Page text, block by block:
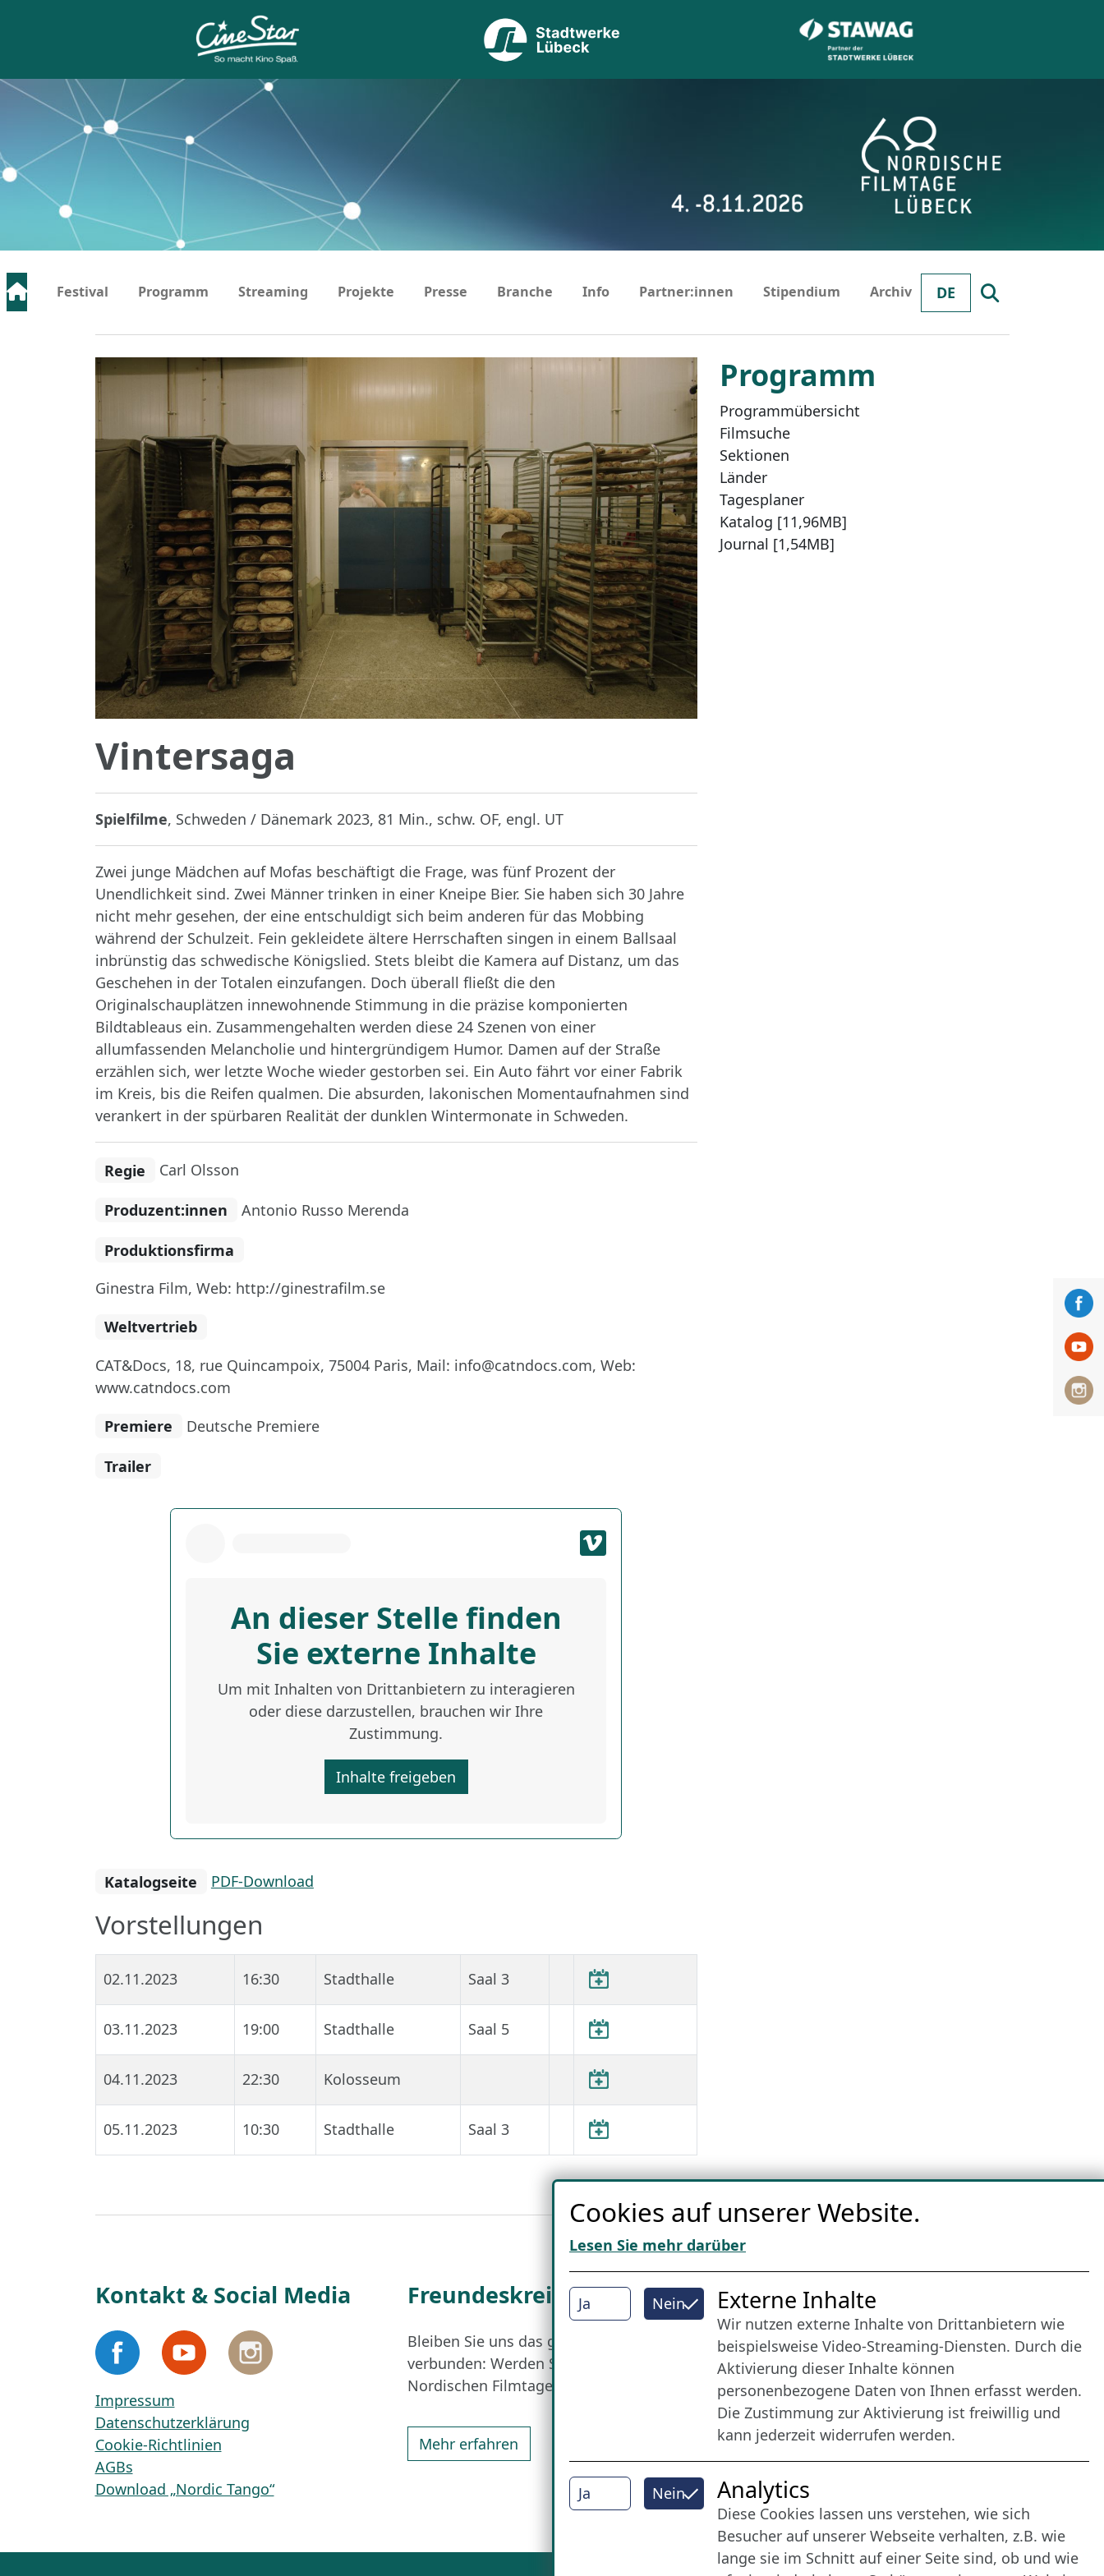
…
DE
Festival Programm Streaming Projekte Presse Branche Info Partner:innen Stipendium Archiv
Programm
Programmübersicht
Filmsuche
Sektionen
Länder
Tagesplaner
Katalog [11,96MB]
Journal [1,54MB]
Vintersaga
Spielfilme, Schweden / Dänemark 2023, 81 Min., schw. OF, engl. UT
Zwei junge Mädchen auf Mofas beschäftigt die Frage, was fünf Prozent der
Unendlichkeit sind. Zwei Männer trinken in einer Kneipe Bier. Sie haben sich 30 Jahre
nicht mehr gesehen, der eine entschuldigt sich beim anderen für das Mobbing
während der Schulzeit. Fein gekleidete ältere Herrschaften singen in einem Ballsaal
inbrünstig das schwedische Königslied. Stets bleibt die Kamera auf Distanz, um das
Geschehen in der Totalen einzufangen. Doch überall fließt die den
Originalschauplätzen innewohnende Stimmung in die präzise komponierten
Bildtableaus ein. Zusammengehalten werden diese 24 Szenen von einer
allumfassenden Melancholie und hintergründigem Humor. Damen auf der Straße
erzählen sich, wer letzte Woche wieder gestorben sei. Ein Auto fährt vor einer Fabrik
im Kreis, bis die Reifen qualmen. Die absurden, lakonischen Momentaufnahmen sind
verankert in der spürbaren Realität der dunklen Wintermonate in Schweden.
Regie Carl Olsson
Produzent:innen Antonio Russo Merenda
Produktionsfirma
Ginestra Film, Web: http://ginestrafilm.se
Weltvertrieb
CAT&Docs, 18, rue Quincampoix, 75004 Paris, Mail: info@catndocs.com, Web:
www.catndocs.com
Premiere
Deutsche Premiere
Trailer
An dieser Stelle finden
Sie externe Inhalte
Um mit Inhalten von Drittanbietern zu interagieren
oder diese darzustellen, brauchen wir Ihre
Zustimmung.
Inhalte freigeben
Katalogseite PDF-Download
Vorstellungen
02.11.2023 16:30 Stadthalle Saal 3
03.11.2023 19:00 Stadthalle Saal 5
04.11.2023 22:30 Kolosseum
05.11.2023 10:30 Stadthalle Saal 3
Kontakt & Social Media
Impressum
Datenschutzerklärung
Cookie-Richtlinien
AGBs
Download „Nordic Tango“
Freundes­kreis
Bleiben Sie uns das ganze Jahr über
verbunden: Werden Sie Freund der
Nordischen Filmtage Lübeck.
Mehr erfahren
Internet Partner
Cookies auf unserer Website.
Lesen Sie mehr darüber
Ja Nein Externe Inhalte
Wir nutzen externe Inhalte von Drittanbietern wie
beispielsweise Video-Streaming-Diensten. Durch die
Aktivierung dieser Inhalte können
personenbezogene Daten von Ihnen erfasst werden.
Die Zustimmung zur Aktivierung ist freiwillig und
kann jederzeit widerrufen werden.
Ja Nein Analytics
Diese Cookies lassen uns verstehen, wie sich
Besucher auf unserer Webseite verhalten, z.B. wie
lange sie im Schnitt auf einer Seite sind, ob und wie